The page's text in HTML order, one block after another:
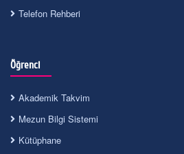
Telefon Rehberi
Öğrenci
Akademik Takvim
Mezun Bilgi Sistemi
Kütüphane